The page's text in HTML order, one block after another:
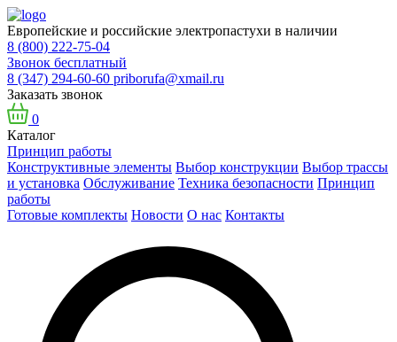
Европейские и российские электропастухи в наличии
8 (800) 222-75-04
Звонок бесплатный
8 (347) 294-60-60 priborufa@xmail.ru
Заказать звонок
0
Каталог
Принцип работы
Конструктивные элементы Выбор конструкции Выбор трассы
и установка Обслуживание Техника безопасности Принцип
работы
Готовые комплекты Новости О нас Контакты